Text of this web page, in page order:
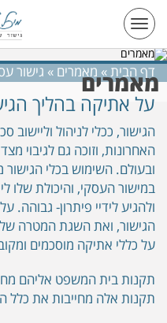
Toggle
navigation
מאמרים
דף הבית» מאמרים » גישור
על אתיקה בהליך
הגישור, ככלי לניהול וליישוב
האחרונות, וזוכה גם לגיבוי
ובעולם. השימוש בכלי
במישור העסקי, והיכולת שלו
ולהגיע לידיי פיתרון-
הגישור, ואת השגת המטרה
על כללי אתיקה מוסכמים
תקנות בית המשפט אליהם
תקנות אלה מחייבות את כלל